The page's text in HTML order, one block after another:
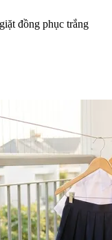
giặt đồng phục trắng